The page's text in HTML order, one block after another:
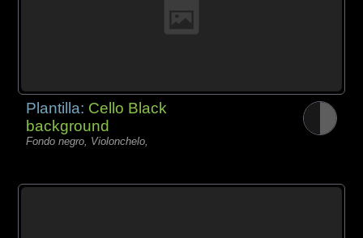
Plantilla: Cello Black
background
Fondo negro, Violonchelo,